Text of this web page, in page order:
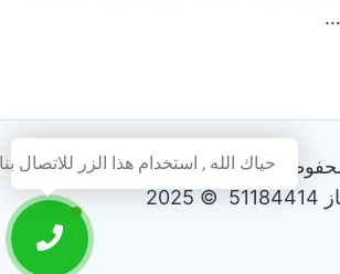
- فني تصليح طباخات و افران
© 2025
حياك الله , استخدام هذا الزر للاتصال بنا